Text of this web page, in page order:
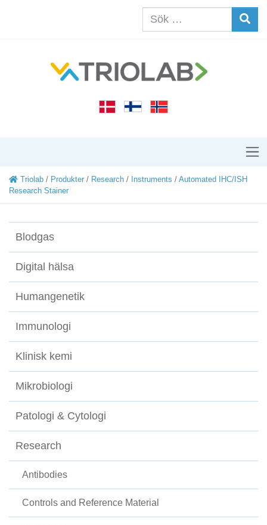
Triolab / Produkter / Research / Instruments / Automated IHC/ISH
Research Stainer
Blodgas
Digital hälsa
Humangenetik
Immunologi
Klinisk kemi
Mikrobiologi
Patologi & Cytologi
Research
Antibodies
Controls and Reference Material